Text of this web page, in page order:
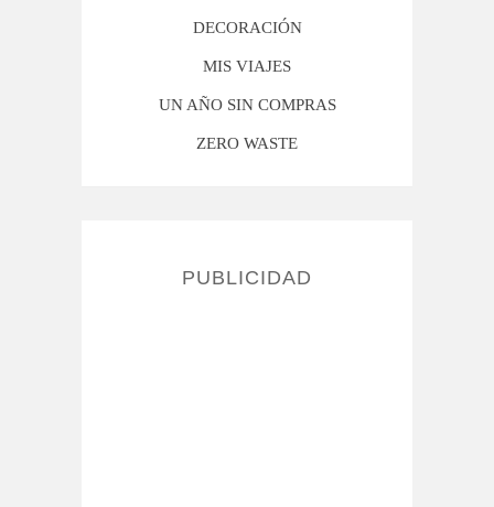
DECORACIÓN
MIS VIAJES
UN AÑO SIN COMPRAS
ZERO WASTE
PUBLICIDAD